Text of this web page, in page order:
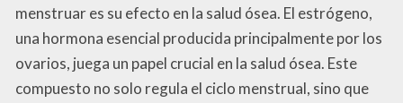
menstruar es su efecto en la salud ósea. El estrógeno,
una hormona esencial producida principalmente por los
ovarios, juega un papel crucial en la salud ósea. Este
compuesto no solo regula el ciclo menstrual, sino que